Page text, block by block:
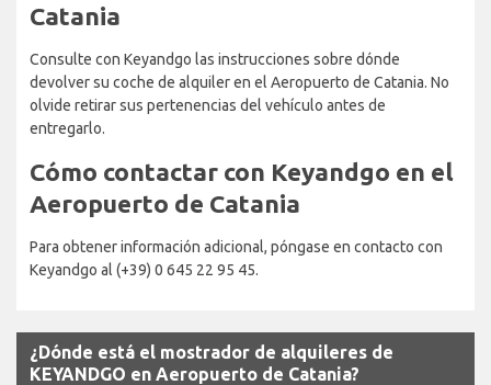
Catania
Consulte con Keyandgo las instrucciones sobre dónde
devolver su coche de alquiler en el Aeropuerto de Catania. No
olvide retirar sus pertenencias del vehículo antes de
entregarlo.
Cómo contactar con Keyandgo en el
Aeropuerto de Catania
Para obtener información adicional, póngase en contacto con
Keyandgo al (+39) 0 645 22 95 45.
¿Dónde está el mostrador de alquileres de
KEYANDGO en Aeropuerto de Catania?